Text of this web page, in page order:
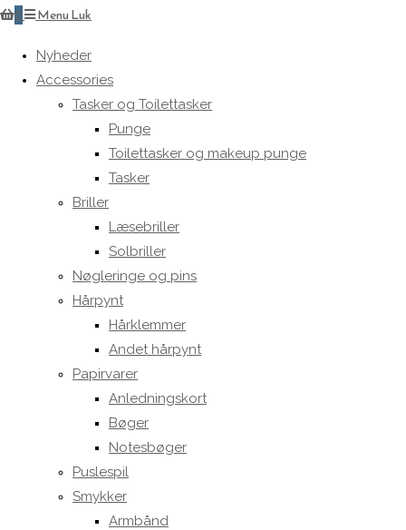
search
0 MenuLuk
Nyheder
Accessories
Tasker og Toilettasker
Punge
Toilettasker og makeup punge
Tasker
Briller
Læsebriller
Solbriller
Nøgleringe og pins
Hårpynt
Hårklemmer
Andet hårpynt
Papirvarer
Anledningskort
Bøger
Notesbøger
Puslespil
Smykker
Armbånd